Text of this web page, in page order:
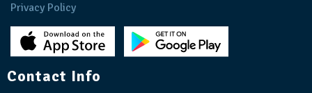
Privacy Policy
Contact Info